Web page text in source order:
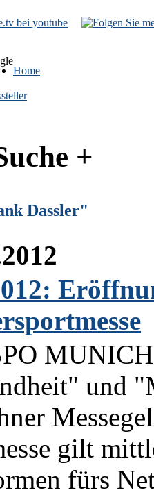
Home
+
Dassler"
und
gilt
fürs